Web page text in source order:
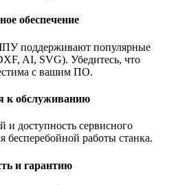
обеспечение
поддерживают популярные
AI, SVG). Убедитесь, что
с вашим ПО.
к обслуживанию
и доступность сервисного
работы станка.
и гарантию